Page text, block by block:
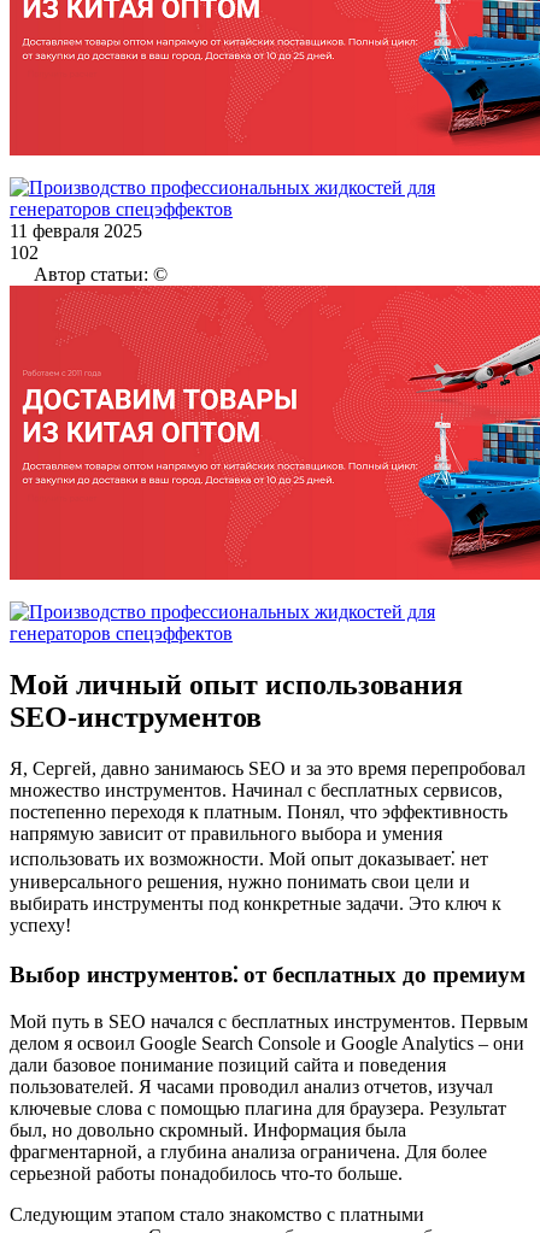
11 февраля 2025
102
Автор статьи: ©
Мой личный опыт использования
SEO-инструментов
Я, Сергей, давно занимаюсь SEO и за это время перепробовал
множество инструментов. Начинал с бесплатных сервисов,
постепенно переходя к платным. Понял, что эффективность
напрямую зависит от правильного выбора и умения
использовать их возможности. Мой опыт доказывает⁚ нет
универсального решения, нужно понимать свои цели и
выбирать инструменты под конкретные задачи. Это ключ к
успеху!
Выбор инструментов⁚ от бесплатных до премиум
Мой путь в SEO начался с бесплатных инструментов. Первым
делом я освоил Google Search Console и Google Analytics – они
дали базовое понимание позиций сайта и поведения
пользователей. Я часами проводил анализ отчетов, изучал
ключевые слова с помощью плагина для браузера. Результат
был, но довольно скромный. Информация была
фрагментарной, а глубина анализа ограничена. Для более
серьезной работы понадобилось что-то больше.
Следующим этапом стало знакомство с платными